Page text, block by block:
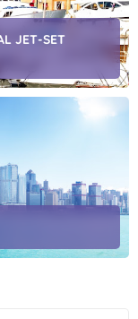
JET-SET